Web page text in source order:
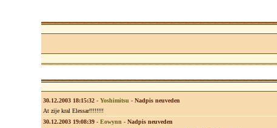
30.12.2003 18:15:32- Yoshimitsu - Nadpis neuveden
At zije kral Elessar!!!!!!!!
30.12.2003 19:08:39- Eowynn - Nadpis neuveden